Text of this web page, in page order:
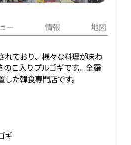
ー 情報 地図
れており、様々な料理が味わ
のこ入りプルゴギです。全羅
た韓食専門店です。
ギ